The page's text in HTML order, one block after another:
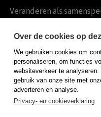
Veranderen als
Koninklijke Boom
Boom Psychologie
Boom Hoger Onderwijs
Over de cookies op
We gebruiken cookies om
personaliseren, om functies
websiteverkeer te
gebruik van onze site met
adverteren en analyse.
Privacy- en cookieverklaring